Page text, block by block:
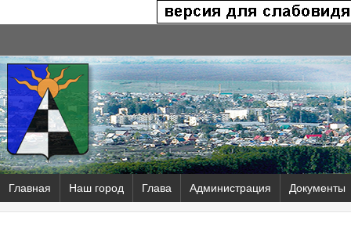
Главная Наш город Глава Администрация Документы